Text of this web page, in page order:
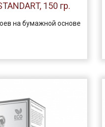
150 гр.
на бумажной основе